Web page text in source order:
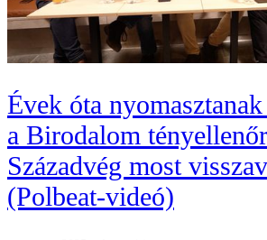
Évek óta
a Birodalom
Századvég most
(Polbeat-videó)